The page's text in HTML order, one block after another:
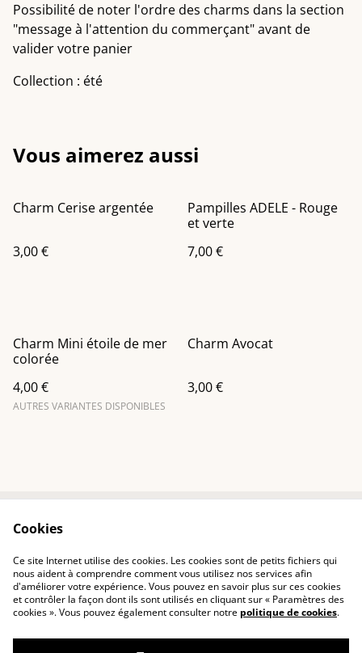
Possibilité de noter l'ordre des charms dans la section
"message à l'attention du commerçant" avant de
valider votre panier
Collection : été
Vous aimerez aussi
Charm Cerise argentée
3,00 €
Pampilles ADELE - Rouge
et verte
7,00 €
Charm Mini étoile de mer
colorée
4,00 €
AUTRES VARIANTES DISPONIBLES
Charm Avocat
3,00 €
Politique de
confidentialité
Politique de cookies
Cookies
Ce site Internet utilise des cookies. Les cookies sont de petits fichiers qui
nous aident à comprendre comment vous utilisez nos services afin
d'améliorer votre expérience. Vous pouvez en savoir plus sur ces cookies
et contrôler la façon dont ils sont utilisés en cliquant sur « Paramètres des
cookies ». Vous pouvez également consulter notre politique de cookies.